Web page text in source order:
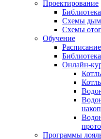
Проектирование
Схемы
Схемы
Обучение
Онлайн-
Программы